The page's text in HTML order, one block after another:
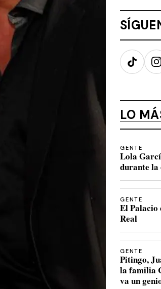
TikTok
LO
GENTE
Lola
durante la
GENTE
El
Real
GENTE
Pitingo,
la familia
va un